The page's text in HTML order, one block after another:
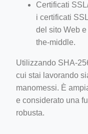
Certificati
i certificati
del sito Web
the-middle.
Utilizzando SHA-
cui stai lavorando
manomessi. È
e considerato una
robusta.